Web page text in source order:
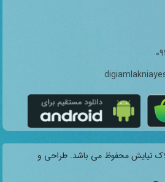
نیایش محفوظ می باشد. طراحی و